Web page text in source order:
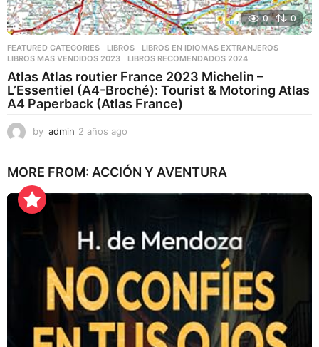
0 0
FEATURED CATEGORIES ,LIBROS ,LIBROS EN IDIOMAS EXTRANJEROS
LIBROS MAS VENDIDOS 2023
,LIBROS RECOMENDADOS 2024
Atlas Atlas routier France 2023 Michelin –
L’Essentiel (A4-Broché): Tourist & Motoring Atlas
A4 Paperback (Atlas France)
by admin 2 años ago
o
MORE FROM: ACCIÓN Y AVENTURA